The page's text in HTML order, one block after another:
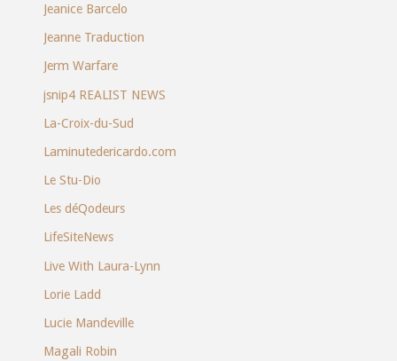
Jeanice Barcelo
Jeanne Traduction
Jerm Warfare
jsnip4 REALIST NEWS
La-Croix-du-Sud
Laminutedericardo.com
Le Stu-Dio
Les déQodeurs
LifeSiteNews
Live With Laura-Lynn
Lorie Ladd
Lucie Mandeville
Magali Robin